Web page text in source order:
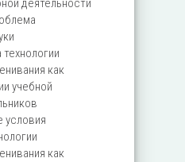
деятельности
как
учебной
условия
как